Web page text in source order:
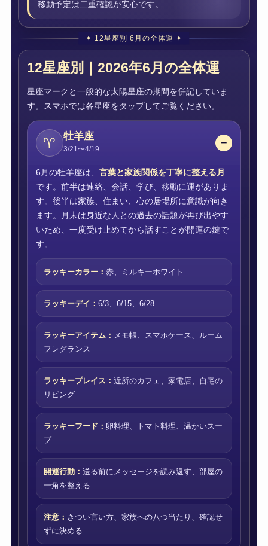
移動予定は二重確認が安心です。
12星座別｜2026年6月の全体運
星座マークと一般的な太陽星座の期間を併記していま
す。スマホでは各星座をタップしてご覧ください。
♈ 牡羊座
3/21〜4/19
6月の牡羊座は、 言葉と家族関係を丁寧に整える月
です。前半は連絡、会話、学び、移動に運がありま
す。後半は家族、住まい、心の居場所に意識が向き
ます。月末は身近な人との過去の話題が再び出やす
いため、一度受け止めてから話すことが開運の鍵で
す。
ラッキーカラー： 赤、ミルキーホワイト
ラッキーデイ： 6/3、6/15、6/28
ラッキーアイテム： メモ帳、スマホケース、ルーム
フレグランス
ラッキープレイス： 近所のカフェ、家電店、自宅の
リビング
ラッキーフード： 卵料理、トマト料理、温かいスー
プ
開運行動： 送る前にメッセージを読み返す、部屋の
一角を整える
注意： きつい言い方、家族への八つ当たり、確認せ
ずに決める